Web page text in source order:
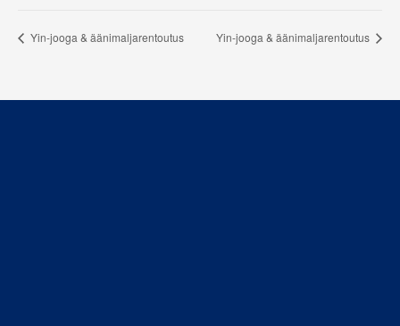
Yin-jooga & äänimaljarentoutus Yin-jooga & äänimaljarentoutus